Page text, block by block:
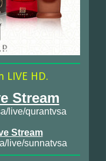
LIVE HD.
Stream
live/qurantvsa
Stream
live/sunnatvsa